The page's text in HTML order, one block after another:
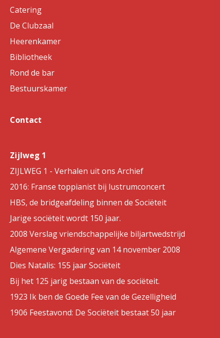
Catering
De Clubzaal
Heerenkamer
Bibliotheek
Rond de bar
Bestuurskamer
Contact
Zijlweg 1
ZIJLWEG 1 - Verhalen uit ons Archief
2016: Franse toppianist bij lustrumconcert
HBS, de bridgeafdeling binnen de Sociëteit
Jarige sociëteit wordt 150 jaar.
2008 Verslag vriendschappelijke biljartwedstrijd
Algemene Vergadering van 14 november 2008
Dies Natalis: 155 jaar Sociëteit
Bij het 125 jarig bestaan van de sociëteit.
1923 Ik ben de Goede Fee van de Gezelligheid
1906 Feestavond: De Sociëteit bestaat 50 jaar